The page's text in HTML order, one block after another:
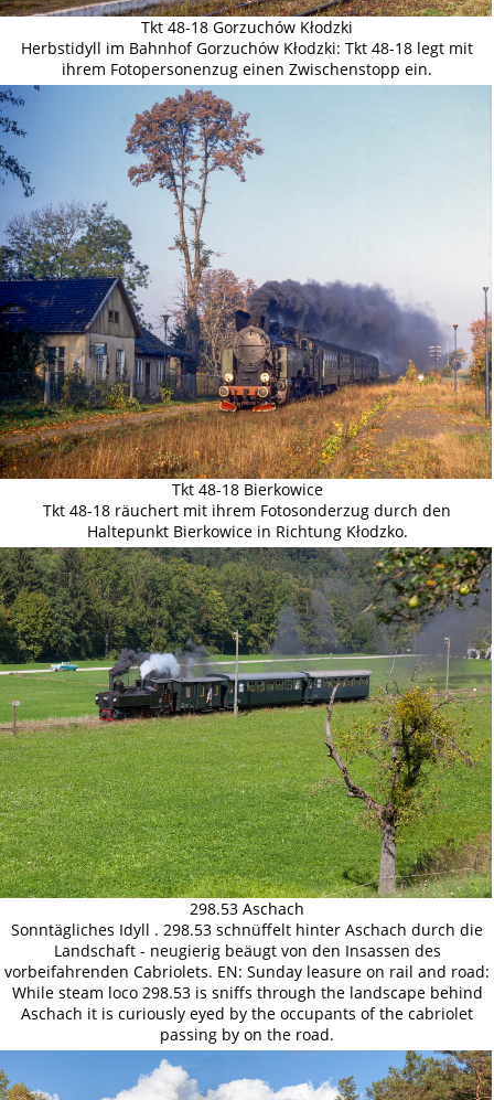
Tkt 48-18 Gorzuchów Kłodzki
Herbstidyll im Bahnhof Gorzuchów Kłodzki: Tkt 48-18 legt mit
ihrem Fotopersonenzug einen Zwischenstopp ein.
Tkt 48-18 Bierkowice
Tkt 48-18 räuchert mit ihrem Fotosonderzug durch den
Haltepunkt Bierkowice in Richtung Kłodzko.
298.53 Aschach
Sonntägliches Idyll . 298.53 schnüffelt hinter Aschach durch die
Landschaft - neugierig beäugt von den Insassen des
vorbeifahrenden Cabriolets. EN: Sunday leasure on rail and road:
While steam loco 298.53 is sniffs through the landscape behind
Aschach it is curiously eyed by the occupants of the cabriolet
passing by on the road.